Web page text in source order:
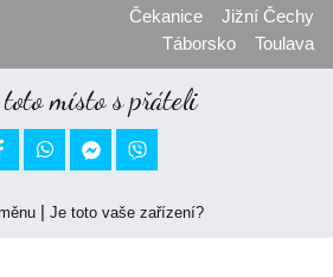
Čekanice
Jižní Čechy
Táborsko
Toulava
místo s přáteli

| Je toto vaše zařízení?